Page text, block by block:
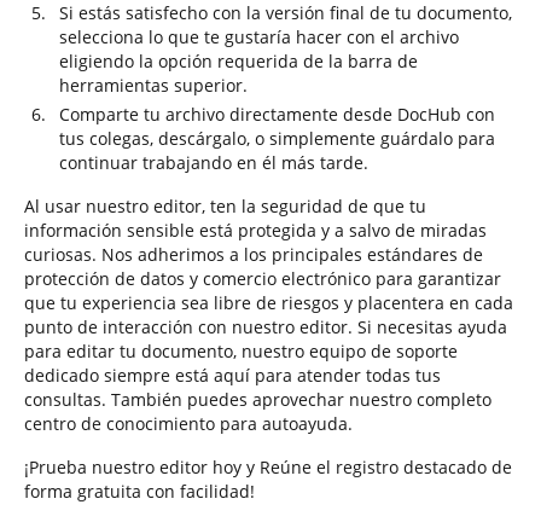
Si estás satisfecho con la versión final de tu documento,
selecciona lo que te gustaría hacer con el archivo
eligiendo la opción requerida de la barra de
herramientas superior.
Comparte tu archivo directamente desde DocHub con
tus colegas, descárgalo, o simplemente guárdalo para
continuar trabajando en él más tarde.
Al usar nuestro editor, ten la seguridad de que tu
información sensible está protegida y a salvo de miradas
curiosas. Nos adherimos a los principales estándares de
protección de datos y comercio electrónico para garantizar
que tu experiencia sea libre de riesgos y placentera en cada
punto de interacción con nuestro editor. Si necesitas ayuda
para editar tu documento, nuestro equipo de soporte
dedicado siempre está aquí para atender todas tus
consultas. También puedes aprovechar nuestro completo
centro de conocimiento para autoayuda.
¡Prueba nuestro editor hoy y Reúne el registro destacado de
forma gratuita con facilidad!